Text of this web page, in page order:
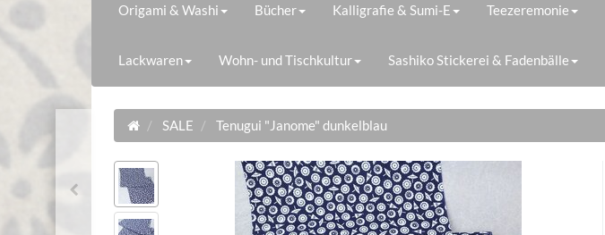
Origami & Washi Bücher Kalligrafie & Sumi-E Teezeremonie
Lackwaren Wohn- und Tischkultur Sashiko Stickerei & Fadenbälle
SALE Tenugui "Janome" dunkelblau